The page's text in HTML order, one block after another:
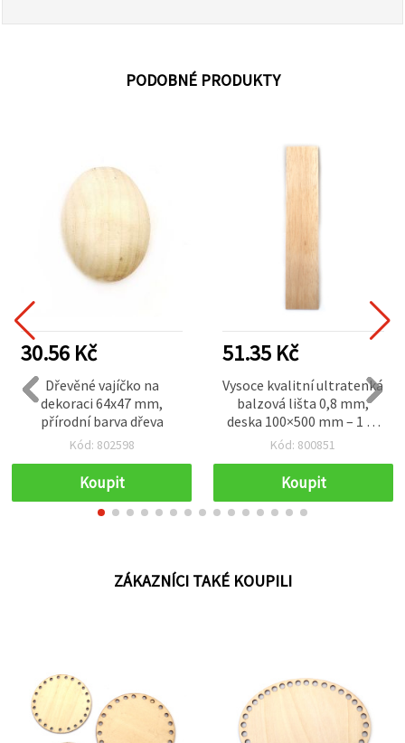
PODOBNÉ PRODUKTY
30.56 Kč
Dřevěné vajíčko na
dekoraci 64x47 mm,
přírodní barva dřeva
Kód: 802598
Koupit
51.35 Kč
Vysoce kvalitní ultratenká
balzová lišta 0,8 mm,
deska 100×500 mm – 1 ks
– ideální pro přesné
tvoření a kreativní DIY
projekty
Kód: 800851
Koupit
ZÁKAZNÍCI TAKÉ KOUPILI